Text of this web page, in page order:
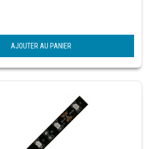
AJOUTER AU PANIER